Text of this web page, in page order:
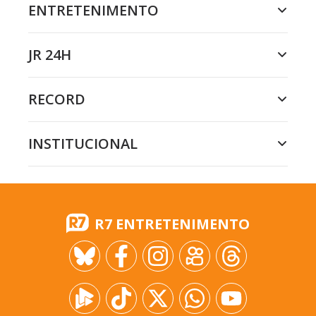
ENTRETENIMENTO
JR 24H
RECORD
INSTITUCIONAL
R7 ENTRETENIMENTO